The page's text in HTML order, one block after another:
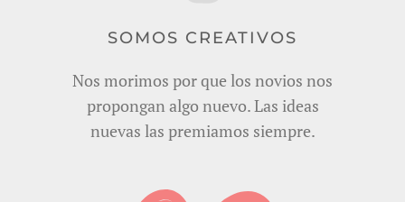
SOMOS CREATIVOS
Nos morimos por que los novios nos
propongan algo nuevo. Las ideas
nuevas las premiamos siempre.